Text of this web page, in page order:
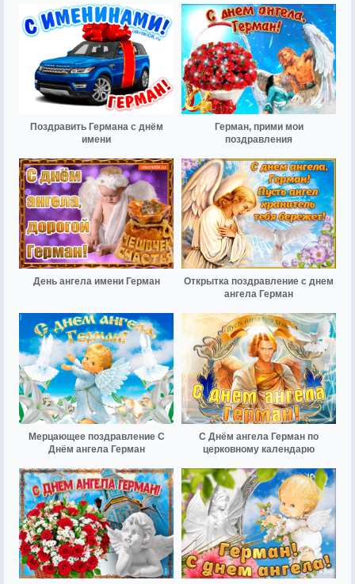
Поздравить Германа с днём
имени
Герман, прими мои
поздравления
День ангела имени Герман
Открытка поздравление с днем
ангела Герман
Мерцающее поздравление С
Днём ангела Герман
С Днём ангела Герман по
церковному календарю